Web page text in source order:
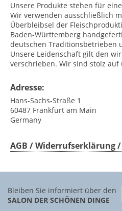
Unsere Produkte stehen für
Wir verwenden ausschließlich
Überbleibsel der
Baden-Württemberg
deutschen Traditionsbetrieben
Unsere Leidenschaft gilt den
verschrieben. Wir sind stolz auf
Adresse:
Hans-Sachs-Straße 1
60487 Frankfurt am Main
Germany
AGB / Widerrufserklärung
Bleiben Sie informiert über den
SALON DER SCHÖNEN DINGE